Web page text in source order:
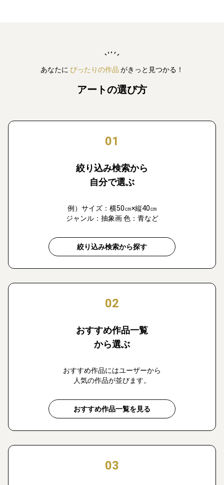
あなたに ぴったりの作品 がきっと見つかる！
アートの選び方
01
絞り込み検索から
自分で選ぶ
例）サイズ：横50㎝×縦40㎝
ジャンル：抽象画 色：青など
絞り込み検索から探す
02
おすすめ作品一覧
から選ぶ
おすすめ作品にはユーザーから
人気の作品が並びます。
おすすめ作品一覧を見る
03